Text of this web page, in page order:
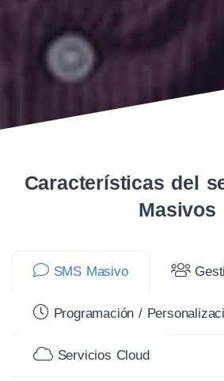
Características del
Masivos
SMS Masivo
Programación /
Servicios Cloud